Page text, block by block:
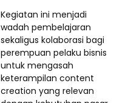
Kegiatan ini menjadi
wadah pembelajaran
sekaligus kolaborasi bagi
perempuan pelaku bisnis
untuk mengasah
keterampilan content
creation yang relevan